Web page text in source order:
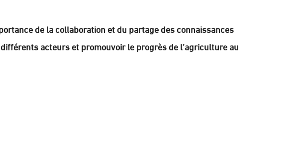
de la collaboration et du partage des connaissances
acteurs et promouvoir le progrès de l’agriculture au